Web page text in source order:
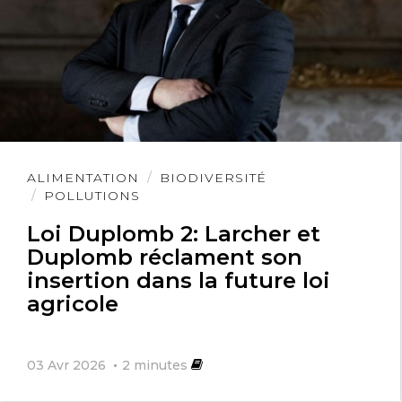
ALIMENTATION
BIODIVERSITÉ
POLLUTIONS
Loi Duplomb 2: Larcher et
Duplomb réclament son
insertion dans la future loi
agricole
03 Avr 2026 2 minutes
Lire
l'article